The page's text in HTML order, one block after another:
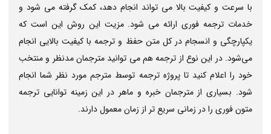
با سرعت و کیفیت بالا می تواند انجام دهد، کمک گرفته می شود و
خدمات ترجمه فوری ارائه می شود. مزیت این روش این است که
یکپارچگی و انسجام در کل متن حفظ و ترجمه با کیفیت بالایی انجام
می‌شود. در این نوع از ترجمه هم می توانید مترجمان مدنظر و منتخب
خود را اعلام کنید تا پروژه ترجمه توسط مترجم مورد نظر شما انجام
شود. بسیاری از مترجمان خبره و ماهر در این زمینه توانایی ترجمه
متون فوری را در زمانی سریع تر از زمان معمول دارند.